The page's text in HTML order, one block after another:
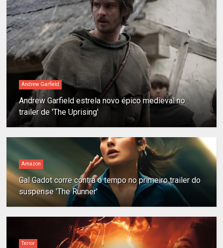
Andrew Garfield
Andrew Garfield estrela novo épico medieval no
trailer de 'The Uprising'
Amazon
Gal Gadot corre contra o tempo no primeiro trailer do
suspense 'The Runner'
Terror